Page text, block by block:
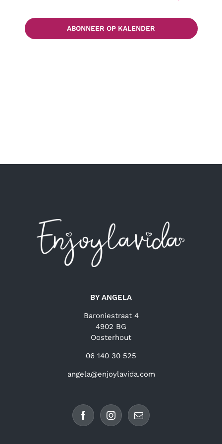
ABONNEER OP KALENDER
BY ANGELA
Baroniestraat 4
4902 BG
Oosterhout
06 140 30 525
angela@enjoylavida.com